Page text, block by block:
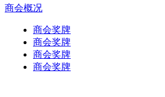
商会概况